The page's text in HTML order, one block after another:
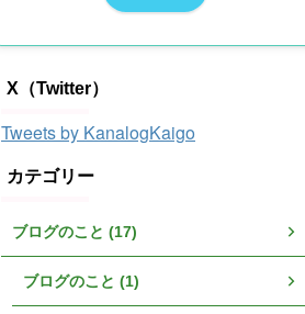
X（Twitter）
Tweets by KanalogKaigo
カテゴリー
ブログのこと (17)
ブログのこと (1)